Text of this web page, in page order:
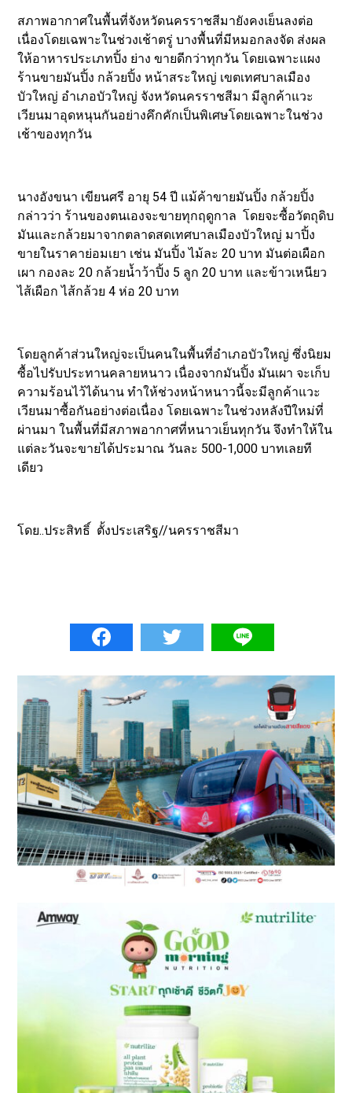
สภาพอากาศในพื้นที่จังหวัดนครราชสีมายังคงเย็นลงต่อ
เนื่องโดยเฉพาะในช่วงเช้าตรู่ บางพื้นที่มีหมอกลงจัด ส่งผล
ให้อาหารประเภทปิ้ง ย่าง ขายดีกว่าทุกวัน โดยเฉพาะแผง
ร้านขายมันปิ้ง กล้วยปิ้ง หน้าสระใหญ่ เขตเทศบาลเมือง
บัวใหญ่ อำเภอบัวใหญ่ จังหวัดนครราชสีมา มีลูกค้าแวะ
เวียนมาอุดหนุนกันอย่างคึกคักเป็นพิเศษโดยเฉพาะในช่วง
เช้าของทุกวัน
นางอังขนา เขียนศรี อายุ 54 ปี แม้ค้าขายมันปิ้ง กล้วยปิ้ง
กล่าวว่า ร้านของตนเองจะขายทุกฤดูกาล โดยจะซื้อวัตถุดิบ
มันและกล้วยมาจากตลาดสดเทศบาลเมืองบัวใหญ่ มาปิ้ง
ขายในราคาย่อมเยา เช่น มันปิ้ง ไม้ละ 20 บาท มันต่อเผือก
เผา กองละ 20 กล้วยน้ำว้าปิ้ง 5 ลูก 20 บาท และข้าวเหนียว
ไส้เผือก ไส้กล้วย 4 ห่อ 20 บาท
โดยลูกค้าส่วนใหญ่จะเป็นคนในพื้นที่อำเภอบัวใหญ่ ซึ่งนิยม
ซื้อไปรับประทานคลายหนาว เนื่องจากมันปิ้ง มันเผา จะเก็บ
ความร้อนไว้ได้นาน ทำให้ช่วงหน้าหนาวนี้จะมีลูกค้าแวะ
เวียนมาซื้อกันอย่างต่อเนื่อง โดยเฉพาะในช่วงหลังปีใหม่ที่
ผ่านมา ในพื้นที่มีสภาพอากาศที่หนาวเย็นทุกวัน จึงทำให้ใน
แต่ละวันจะขายได้ประมาณ วันละ 500-1,000 บาทเลยที
เดียว
โดย..ประสิทธิ์ ตั้งประเสริฐ//นครราชสีมา